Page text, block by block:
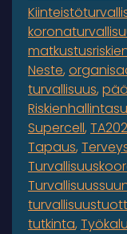
Neste
turvallisuus
Supercell
Tapaus
tutkinta